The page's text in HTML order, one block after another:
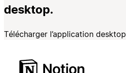
desktop.
Télécharger l’application desktop